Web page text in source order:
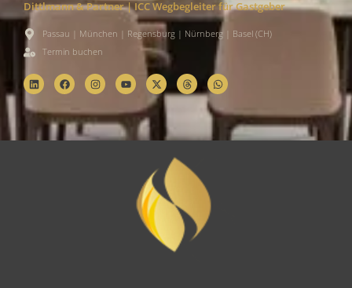
Dittlmann & Partner | ICC Wegbegleiter für Gastgeber
Passau | München | Regensburg | Nürnberg | Basel (CH)
Termin buchen